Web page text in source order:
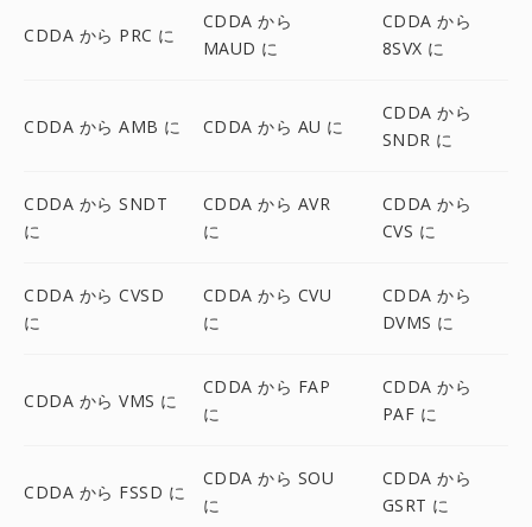
CDDA から PRC に
CDDA から
MAUD に
CDDA から
8SVX に
CDDA から AMB に CDDA から AU に
CDDA から
SNDR に
CDDA から SNDT
に
CDDA から AVR
に
CDDA から
CVS に
CDDA から CVSD
に
CDDA から CVU
に
CDDA から
DVMS に
CDDA から VMS に
CDDA から FAP
に
CDDA から
PAF に
CDDA から FSSD に
CDDA から SOU
に
CDDA から
GSRT に